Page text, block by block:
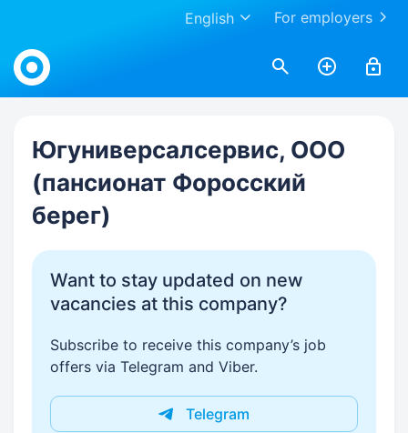
For employers
English
Work.ua
Югуниверсалсервис, ООО
(пансионат Форосский
берег)
Want to stay updated on new
vacancies at this company?
Subscribe to receive this company’s job
offers via Telegram and Viber.
Telegram